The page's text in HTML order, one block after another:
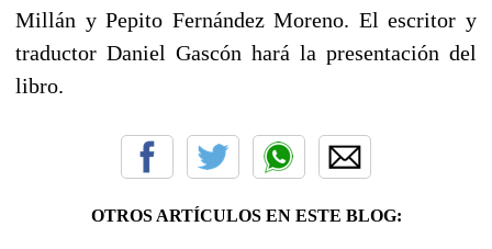
Millán y Pepito Fernández Moreno. El escritor y
traductor Daniel Gascón hará la presentación del
libro.
OTROS ARTÍCULOS EN ESTE BLOG: